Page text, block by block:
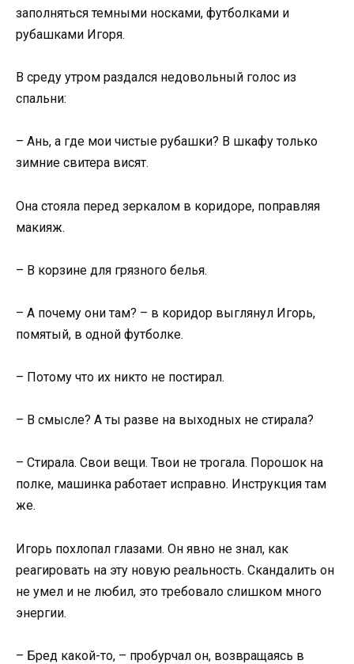
заполняться темными носками, футболками и
рубашками Игоря.
В среду утром раздался недовольный голос из
спальни:
– Ань, а где мои чистые рубашки? В шкафу только
зимние свитера висят.
Она стояла перед зеркалом в коридоре, поправляя
макияж.
– В корзине для грязного белья.
– А почему они там? – в коридор выглянул Игорь,
помятый, в одной футболке.
– Потому что их никто не постирал.
– В смысле? А ты разве на выходных не стирала?
– Стирала. Свои вещи. Твои не трогала. Порошок на
полке, машинка работает исправно. Инструкция там
же.
Игорь похлопал глазами. Он явно не знал, как
реагировать на эту новую реальность. Скандалить он
не умел и не любил, это требовало слишком много
энергии.
– Бред какой-то, – пробурчал он, возвращаясь в